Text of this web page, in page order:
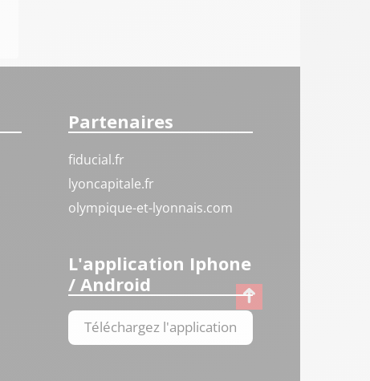
Partenaires
fiducial.fr
lyoncapitale.fr
olympique-et-lyonnais.com
L'application Iphone
/ Android
Téléchargez l'application